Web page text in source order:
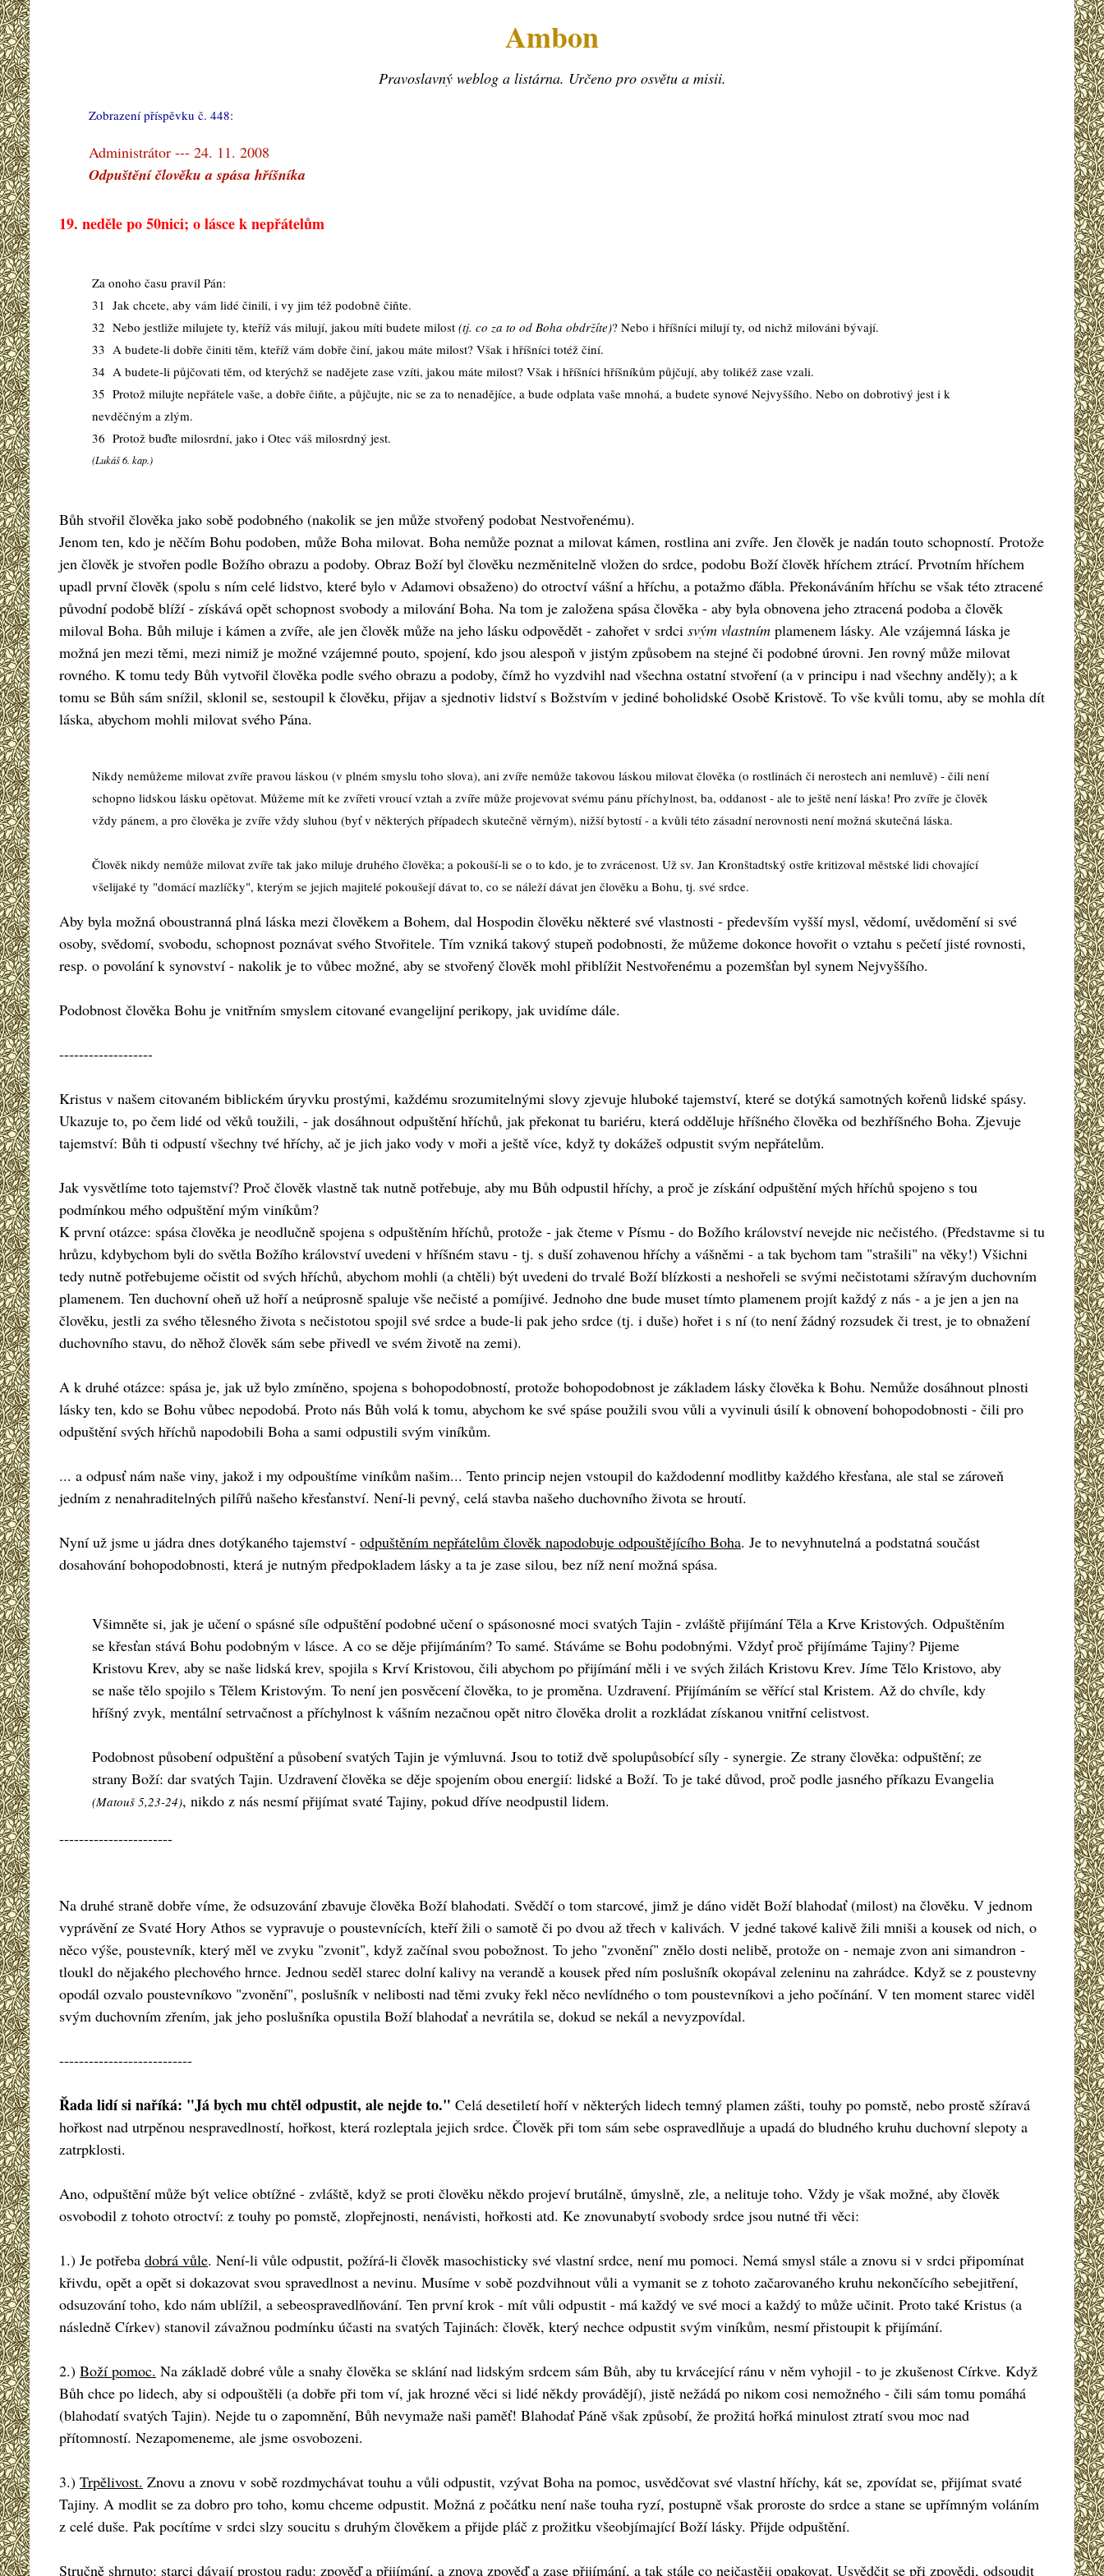
Ambon
Pravoslavný weblog a listárna. Určeno pro osvětu a misii.
Zobrazení příspěvku č. 448:
Administrátor --- 24. 11. 2008
Odpuštění člověku a spása hříšníka
19. neděle po 50nici; o lásce k nepřátelům
Za onoho času pravil Pán:
31 Jak chcete, aby vám lidé činili, i vy jim též podobně čiňte.
32 Nebo jestliže milujete ty, kteříž vás milují, jakou míti budete milost (tj. co za to od Boha obdržíte)? Nebo i hříšníci milují ty, od nichž milováni bývají.
33 A budete-li dobře činiti těm, kteříž vám dobře činí, jakou máte milost? Však i hříšníci totéž činí.
34 A budete-li půjčovati těm, od kterýchž se nadějete zase vzíti, jakou máte milost? Však i hříšníci hříšníkům půjčují, aby tolikéž zase vzali.
35 Protož milujte nepřátele vaše, a dobře čiňte, a půjčujte, nic se za to nenadějíce, a bude odplata vaše mnohá, a budete synové Nejvyššího. Nebo on dobrotivý jest i k
nevděčným a zlým.
36 Protož buďte milosrdní, jako i Otec váš milosrdný jest.
(Lukáš 6. kap.)
Bůh stvořil člověka jako sobě podobného (nakolik se jen může stvořený podobat Nestvořenému).
Jenom ten, kdo je něčím Bohu podoben, může Boha milovat. Boha nemůže poznat a milovat kámen, rostlina ani zvíře. Jen člověk je nadán touto schopností. Protože
jen člověk je stvořen podle Božího obrazu a podoby. Obraz Boží byl člověku nezměnitelně vložen do srdce, podobu Boží člověk hříchem ztrácí. Prvotním hříchem
upadl první člověk (spolu s ním celé lidstvo, které bylo v Adamovi obsaženo) do otroctví vášní a hříchu, a potažmo ďábla. Překonáváním hříchu se však této ztracené
původní podobě blíží - získává opět schopnost svobody a milování Boha. Na tom je založena spása člověka - aby byla obnovena jeho ztracená podoba a člověk
miloval Boha. Bůh miluje i kámen a zvíře, ale jen člověk může na jeho lásku odpovědět - zahořet v srdci svým vlastním plamenem lásky. Ale vzájemná láska je
možná jen mezi těmi, mezi nimiž je možné vzájemné pouto, spojení, kdo jsou alespoň v jistým způsobem na stejné či podobné úrovni. Jen rovný může milovat
rovného. K tomu tedy Bůh vytvořil člověka podle svého obrazu a podoby, čímž ho vyzdvihl nad všechna ostatní stvoření (a v principu i nad všechny anděly); a k
tomu se Bůh sám snížil, sklonil se, sestoupil k člověku, přijav a sjednotiv lidství s Božstvím v jediné boholidské Osobě Kristově. To vše kvůli tomu, aby se mohla dít
láska, abychom mohli milovat svého Pána.
Nikdy nemůžeme milovat zvíře pravou láskou (v plném smyslu toho slova), ani zvíře nemůže takovou láskou milovat člověka (o rostlinách či nerostech ani nemluvě) - čili není
schopno lidskou lásku opětovat. Můžeme mít ke zvířeti vroucí vztah a zvíře může projevovat svému pánu příchylnost, ba, oddanost - ale to ještě není láska! Pro zvíře je člověk
vždy pánem, a pro člověka je zvíře vždy sluhou (byť v některých případech skutečně věrným), nižší bytostí - a kvůli této zásadní nerovnosti není možná skutečná láska.
Člověk nikdy nemůže milovat zvíře tak jako miluje druhého člověka; a pokouší-li se o to kdo, je to zvrácenost. Už sv. Jan Kronštadtský ostře kritizoval městské lidi chovající
všelijaké ty "domácí mazlíčky", kterým se jejich majitelé pokoušejí dávat to, co se náleží dávat jen člověku a Bohu, tj. své srdce.
Aby byla možná oboustranná plná láska mezi člověkem a Bohem, dal Hospodin člověku některé své vlastnosti - především vyšší mysl, vědomí, uvědomění si své
osoby, svědomí, svobodu, schopnost poznávat svého Stvořitele. Tím vzniká takový stupeň podobnosti, že můžeme dokonce hovořit o vztahu s pečetí jisté rovnosti,
resp. o povolání k synovství - nakolik je to vůbec možné, aby se stvořený člověk mohl přiblížit Nestvořenému a pozemšťan byl synem Nejvyššího.
Podobnost člověka Bohu je vnitřním smyslem citované evangelijní perikopy, jak uvidíme dále.
-------------------
Kristus v našem citovaném biblickém úryvku prostými, každému srozumitelnými slovy zjevuje hluboké tajemství, které se dotýká samotných kořenů lidské spásy.
Ukazuje to, po čem lidé od věků toužili, - jak dosáhnout odpuštění hříchů, jak překonat tu bariéru, která odděluje hříšného člověka od bezhříšného Boha. Zjevuje
tajemství: Bůh ti odpustí všechny tvé hříchy, ač je jich jako vody v moři a ještě více, když ty dokážeš odpustit svým nepřátelům.
Jak vysvětlíme toto tajemství? Proč člověk vlastně tak nutně potřebuje, aby mu Bůh odpustil hříchy, a proč je získání odpuštění mých hříchů spojeno s tou
podmínkou mého odpuštění mým viníkům?
K první otázce: spása člověka je neodlučně spojena s odpuštěním hříchů, protože - jak čteme v Písmu - do Božího království nevejde nic nečistého. (Představme si tu
hrůzu, kdybychom byli do světla Božího království uvedeni v hříšném stavu - tj. s duší zohavenou hříchy a vášněmi - a tak bychom tam "strašili" na věky!) Všichni
tedy nutně potřebujeme očistit od svých hříchů, abychom mohli (a chtěli) být uvedeni do trvalé Boží blízkosti a neshořeli se svými nečistotami sžíravým duchovním
plamenem. Ten duchovní oheň už hoří a neúprosně spaluje vše nečisté a pomíjivé. Jednoho dne bude muset tímto plamenem projít každý z nás - a je jen a jen na
člověku, jestli za svého tělesného života s nečistotou spojil své srdce a bude-li pak jeho srdce (tj. i duše) hořet i s ní (to není žádný rozsudek či trest, je to obnažení
duchovního stavu, do něhož člověk sám sebe přivedl ve svém životě na zemi).
A k druhé otázce: spása je, jak už bylo zmíněno, spojena s bohopodobností, protože bohopodobnost je základem lásky člověka k Bohu. Nemůže dosáhnout plnosti
lásky ten, kdo se Bohu vůbec nepodobá. Proto nás Bůh volá k tomu, abychom ke své spáse použili svou vůli a vyvinuli úsilí k obnovení bohopodobnosti - čili pro
odpuštění svých hříchů napodobili Boha a sami odpustili svým viníkům.
... a odpusť nám naše viny, jakož i my odpouštíme viníkům našim... Tento princip nejen vstoupil do každodenní modlitby každého křesťana, ale stal se zároveň
jedním z nenahraditelných pilířů našeho křesťanství. Není-li pevný, celá stavba našeho duchovního života se hroutí.
Nyní už jsme u jádra dnes dotýkaného tajemství - odpuštěním nepřátelům člověk napodobuje odpouštějícího Boha. Je to nevyhnutelná a podstatná součást
dosahování bohopodobnosti, která je nutným předpokladem lásky a ta je zase silou, bez níž není možná spása.
Všimněte si, jak je učení o spásné síle odpuštění podobné učení o spásonosné moci svatých Tajin - zvláště přijímání Těla a Krve Kristových. Odpuštěním
se křesťan stává Bohu podobným v lásce. A co se děje přijímáním? To samé. Stáváme se Bohu podobnými. Vždyť proč přijímáme Tajiny? Pijeme
Kristovu Krev, aby se naše lidská krev, spojila s Krví Kristovou, čili abychom po přijímání měli i ve svých žilách Kristovu Krev. Jíme Tělo Kristovo, aby
se naše tělo spojilo s Tělem Kristovým. To není jen posvěcení člověka, to je proměna. Uzdravení. Přijímáním se věřící stal Kristem. Až do chvíle, kdy
hříšný zvyk, mentální setrvačnost a příchylnost k vášním nezačnou opět nitro člověka drolit a rozkládat získanou vnitřní celistvost.
Podobnost působení odpuštění a působení svatých Tajin je výmluvná. Jsou to totiž dvě spolupůsobící síly - synergie. Ze strany člověka: odpuštění; ze
strany Boží: dar svatých Tajin. Uzdravení člověka se děje spojením obou energií: lidské a Boží. To je také důvod, proč podle jasného příkazu Evangelia
(Matouš 5,23-24), nikdo z nás nesmí přijímat svaté Tajiny, pokud dříve neodpustil lidem.
-----------------------
Na druhé straně dobře víme, že odsuzování zbavuje člověka Boží blahodati. Svědčí o tom starcové, jimž je dáno vidět Boží blahodať (milost) na člověku. V jednom
vyprávění ze Svaté Hory Athos se vypravuje o poustevnících, kteří žili o samotě či po dvou až třech v kalivách. V jedné takové kalivě žili mniši a kousek od nich, o
něco výše, poustevník, který měl ve zvyku "zvonit", když začínal svou pobožnost. To jeho "zvonění" znělo dosti nelibě, protože on - nemaje zvon ani simandron -
tloukl do nějakého plechového hrnce. Jednou seděl starec dolní kalivy na verandě a kousek před ním poslušník okopával zeleninu na zahrádce. Když se z poustevny
opodál ozvalo poustevníkovo "zvonění", poslušník v nelibosti nad těmi zvuky řekl něco nevlídného o tom poustevníkovi a jeho počínání. V ten moment starec viděl
svým duchovním zřením, jak jeho poslušníka opustila Boží blahodať a nevrátila se, dokud se nekál a nevyzpovídal.
---------------------------
Řada lidí si naříká: "Já bych mu chtěl odpustit, ale nejde to." Celá desetiletí hoří v některých lidech temný plamen zášti, touhy po pomstě, nebo prostě sžíravá
hořkost nad utrpěnou nespravedlností, hořkost, která rozleptala jejich srdce. Člověk při tom sám sebe ospravedlňuje a upadá do bludného kruhu duchovní slepoty a
zatrpklosti.
Ano, odpuštění může být velice obtížné - zvláště, když se proti člověku někdo projeví brutálně, úmyslně, zle, a nelituje toho. Vždy je však možné, aby člověk
osvobodil z tohoto otroctví: z touhy po pomstě, zlopřejnosti, nenávisti, hořkosti atd. Ke znovunabytí svobody srdce jsou nutné tři věci:
1.) Je potřeba dobrá vůle. Není-li vůle odpustit, požírá-li člověk masochisticky své vlastní srdce, není mu pomoci. Nemá smysl stále a znovu si v srdci připomínat
křivdu, opět a opět si dokazovat svou spravedlnost a nevinu. Musíme v sobě pozdvihnout vůli a vymanit se z tohoto začarovaného kruhu nekončícího sebejitření,
odsuzování toho, kdo nám ublížil, a sebeospravedlňování. Ten první krok - mít vůli odpustit - má každý ve své moci a každý to může učinit. Proto také Kristus (a
následně Církev) stanovil závažnou podmínku účasti na svatých Tajinách: člověk, který nechce odpustit svým viníkům, nesmí přistoupit k přijímání.
2.) Boží pomoc. Na základě dobré vůle a snahy člověka se sklání nad lidským srdcem sám Bůh, aby tu krvácející ránu v něm vyhojil - to je zkušenost Církve. Když
Bůh chce po lidech, aby si odpouštěli (a dobře při tom ví, jak hrozné věci si lidé někdy provádějí), jistě nežádá po nikom cosi nemožného - čili sám tomu pomáhá
(blahodatí svatých Tajin). Nejde tu o zapomnění, Bůh nevymaže naši paměť! Blahodať Páně však způsobí, že prožitá hořká minulost ztratí svou moc nad
přítomností. Nezapomeneme, ale jsme osvobozeni.
3.) Trpělivost. Znovu a znovu v sobě rozdmychávat touhu a vůli odpustit, vzývat Boha na pomoc, usvědčovat své vlastní hříchy, kát se, zpovídat se, přijímat svaté
Tajiny. A modlit se za dobro pro toho, komu chceme odpustit. Možná z počátku není naše touha ryzí, postupně však proroste do srdce a stane se upřímným voláním
z celé duše. Pak pocítíme v srdci slzy soucitu s druhým člověkem a přijde pláč z prožitku všeobjímající Boží lásky. Přijde odpuštění.
Stručně shrnuto: starci dávají prostou radu: zpověď a přijímání, a znova zpověď a zase přijímání, a tak stále co nejčastěji opakovat. Usvědčit se při zpovědi, odsoudit